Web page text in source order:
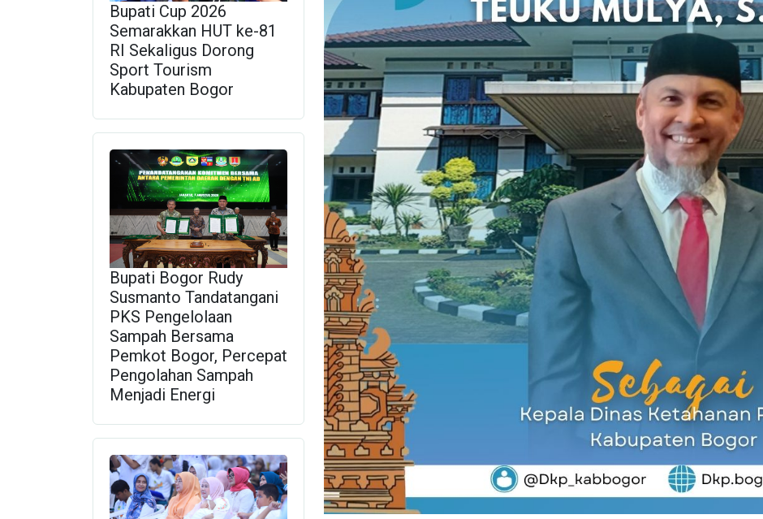
Bupati Cup 2026
Semarakkan HUT ke-81
RI Sekaligus Dorong
Sport Tourism
Kabupaten Bogor
Bupati Bogor Rudy
Susmanto Tandatangani
PKS Pengelolaan
Sampah Bersama
Pemkot Bogor, Percepat
Pengolahan Sampah
Menjadi Energi